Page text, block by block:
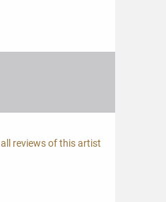
all reviews of this artist